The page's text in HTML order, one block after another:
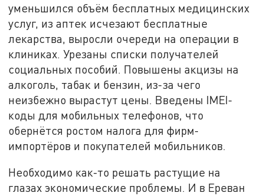
уменьшился объём бесплатных медицинских
услуг, из аптек исчезают бесплатные
лекарства, выросли очереди на операции в
клиниках. Урезаны списки получателей
социальных пособий. Повышены акцизы на
алкоголь, табак и бензин, из-за чего
неизбежно вырастут цены. Введены IMEI-
коды для мобильных телефонов, что
обернётся ростом налога для фирм-
импортёров и покупателей мобильников.
Необходимо как-то решать растущие на
глазах экономические проблемы. И в Ереван